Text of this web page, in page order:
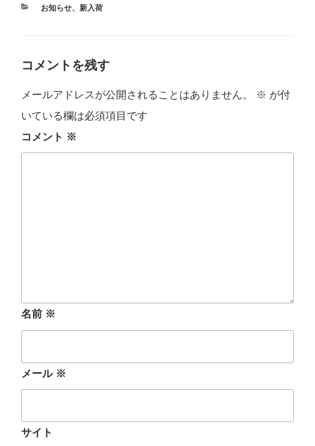
カ
お知らせ、 新入荷
コメントを残す
メールアドレスが公開されることはありません。 ※ が付
いている欄は必須項目です
コメント ※
名前 ※
メール ※
サイト